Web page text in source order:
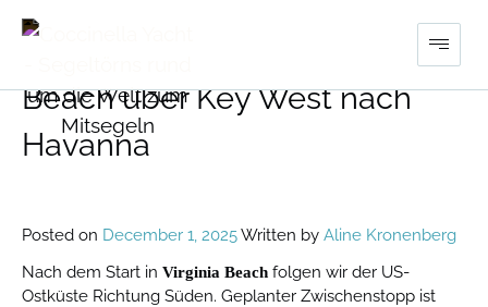
Segelabenteuer von Virginia
Beach über Key West nach
Havanna
Posted on December 1, 2025Written by Aline Kronenberg
Nach dem Start in Virginia Beach folgen wir der US-
Ostküste Richtung Süden. Geplanter Zwischenstopp ist